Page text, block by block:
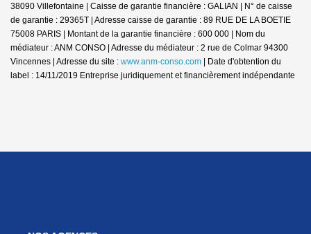
38090 Villefontaine | Caisse de garantie financière : GALIAN | N° de caisse
de garantie : 29365T | Adresse caisse de garantie : 89 RUE DE LA BOETIE
75008 PARIS | Montant de la garantie financière : 600 000 | Nom du
médiateur : ANM CONSO | Adresse du médiateur : 2 rue de Colmar 94300
Vincennes | Adresse du site : www.anm-conso.com | Date d'obtention du
label : 14/11/2019 Entreprise juridiquement et financièrement indépendante